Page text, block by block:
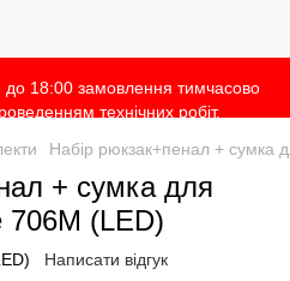
18:00 замовлення тимчасово
технічних робіт.
Набір рюкзак+пенал + сумка
+ сумка для
706M (LED)
Написати відгук